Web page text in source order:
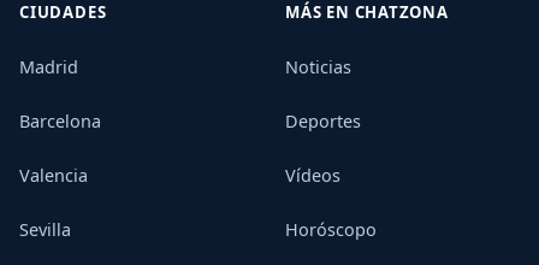
CIUDADES
Madrid
Barcelona
Valencia
Sevilla
MÁS EN CHATZONA
Noticias
Deportes
Vídeos
Horóscopo